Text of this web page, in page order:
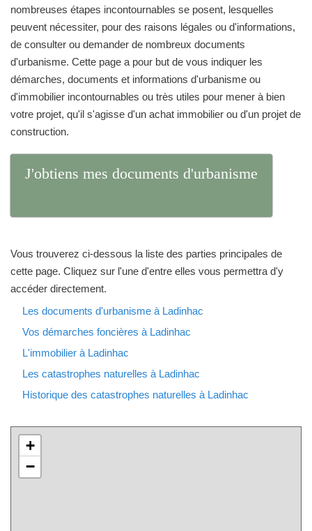
nombreuses étapes incontournables se posent, lesquelles
peuvent nécessiter, pour des raisons légales ou d'informations,
de consulter ou demander de nombreux documents
d'urbanisme. Cette page a pour but de vous indiquer les
démarches, documents et informations d'urbanisme ou
d'immobilier incontournables ou très utiles pour mener à bien
votre projet, qu'il s'agisse d'un achat immobilier ou d'un projet de
construction.
J'obtiens mes documents d'urbanisme
Vous trouverez ci-dessous la liste des parties principales de
cette page. Cliquez sur l'une d'entre elles vous permettra d'y
accéder directement.
Les documents d'urbanisme à Ladinhac
Vos démarches foncières à Ladinhac
L'immobilier à Ladinhac
Les catastrophes naturelles à Ladinhac
Historique des catastrophes naturelles à Ladinhac
+
−